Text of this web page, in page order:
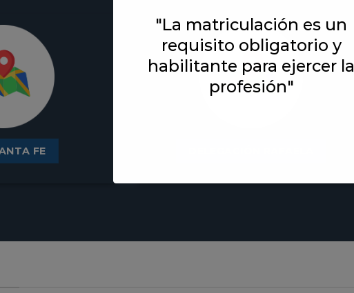
FE
"La matriculación es un
requisito obligatorio y
habilitante para ejercer la
profesión"